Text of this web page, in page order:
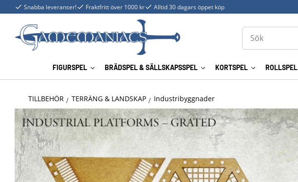
Snabba leveranser! Fraktfritt över 1000 kr Alltid 30 dagars öppet köp
FIGURSPEL BRÄDSPEL & SÄLLSKAPSSPEL KORTSPEL ROLLSPEL
TILLBEHÖR TERRÄNG & LANDSKAP Industribyggnader